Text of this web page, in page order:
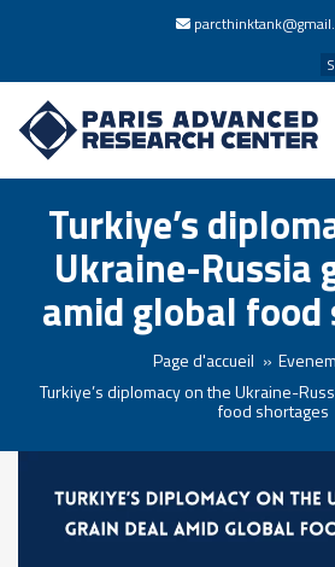
Turkiye’s
Ukraine-Russia
amid global
Page d'accueil
Turkiye’s diplomacy on the Ukraine-
food shortages